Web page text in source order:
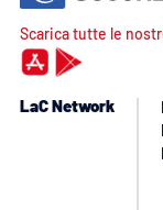
Scarica tutte le
LaC Network